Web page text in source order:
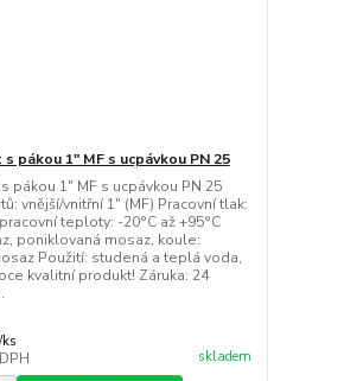
pákou 1" MF s ucpávkou PN 25
pákou 1" MF s ucpávkou PN 25
vnější/vnitřní 1" (MF) Pracovní tlak:
teploty: -20°C až +95°C
poniklovaná mosaz, koule:
Použití: studená a teplá voda,
kvalitní produkt! Záruka: 24
ks
skladem